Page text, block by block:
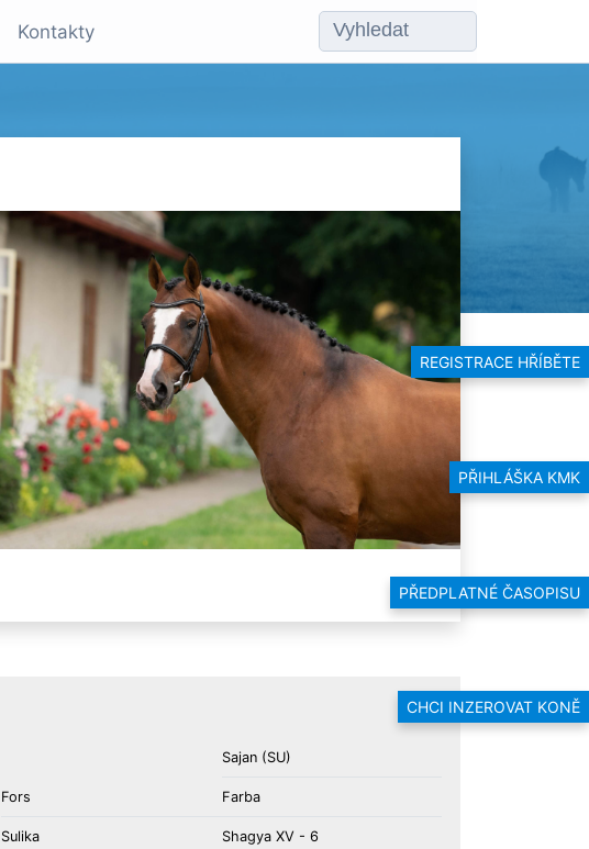
REGISTRACE HŘÍBĚTE
PŘIHLÁŠKA KMK
PŘEDPLATNÉ ČASOPISU
CHCI INZEROVAT KONĚ
Kontakty
Fors
Sulika
Sajan (SU)
Farba
Shagya XV - 6